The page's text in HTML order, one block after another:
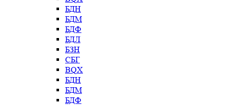
БДН
БДМ
БДФ
БДЛ
БЗН
СБГ
BQX
БДН
БДМ
БДФ